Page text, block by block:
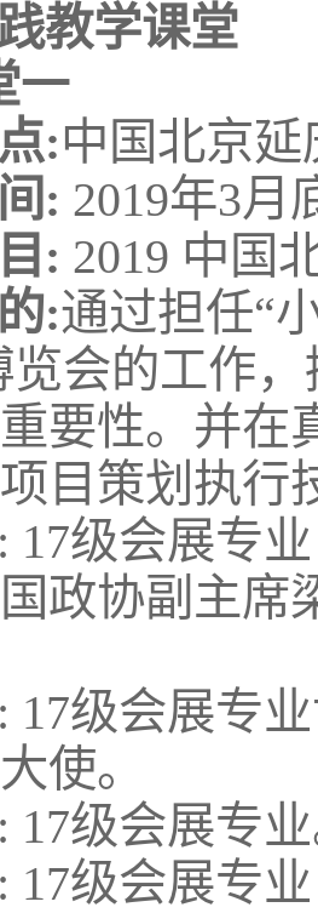
教学课堂
一
:中国北京
: 2019年3月
: 2019 中国
:通过担任“
会的工作
要性。并在
目策划执行
17级会展专
政协副主席
17级会展专
使。
17级会展专
17级会展专